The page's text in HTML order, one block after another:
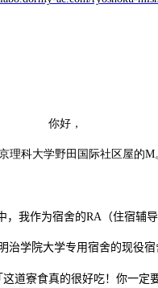
你好，
理科大学野田国际社区屋的M
，我作为宿舍的RA （住宿辅
治学院大学专用宿舍的现役宿
道寮食真的很好吃！你一定